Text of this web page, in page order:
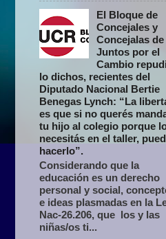
El Bloque de
Concejales y
Concejalas de
Juntos por el
Cambio
lo dichos, recientes del
Diputado Nacional Bertie
Benegas Lynch: “La
es que si no querés
tu hijo al colegio porque
necesitás en el taller,
hacerlo”.
Considerando que la
educación es un derecho
personal y social,
e ideas plasmadas en la
Nac-26.206, que los y las
niñas/os ti...